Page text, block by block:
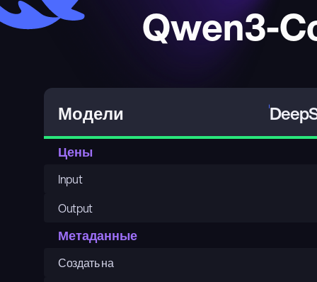
Qwen3-
Модели
Цены
Input
Output
Метаданные
Создать на